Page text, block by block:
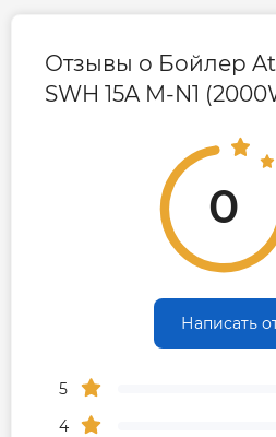
Atlantic
Гарантия производителя,
Контакты сервисного
Сервисное обслуживание
Отзывы о Бойлер
SWH 15A M-N1
0
Написать
5
4